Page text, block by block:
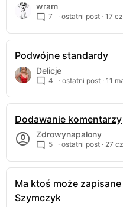
wram
7 · ostatni post · 17
Podwójne standardy
Delicje
4 · ostatni post · 11
Dodawanie komentarzy
Zdrowynapalony
5 · ostatni post · 27
Ma ktoś może
Szymczyk